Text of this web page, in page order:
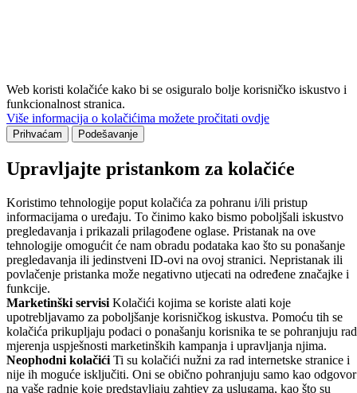
Web koristi kolačiće kako bi se osiguralo bolje korisničko iskustvo i
funkcionalnost stranica.
Više informacija o kolačićima možete pročitati ovdje
Prihvaćam Podešavanje
Upravljajte pristankom za kolačiće
Koristimo tehnologije poput kolačića za pohranu i/ili pristup
informacijama o uređaju. To činimo kako bismo poboljšali iskustvo
pregledavanja i prikazali prilagođene oglase. Pristanak na ove
tehnologije omogućit će nam obradu podataka kao što su ponašanje
pregledavanja ili jedinstveni ID-ovi na ovoj stranici. Nepristanak ili
povlačenje pristanka može negativno utjecati na određene značajke i
funkcije.
Marketinški servisi Kolačići kojima se koriste alati koje
upotrebljavamo za poboljšanje korisničkog iskustva. Pomoću tih se
kolačića prikupljaju podaci o ponašanju korisnika te se pohranjuju
mjerenja uspješnosti marketinških kampanja i upravljanja njima.
Neophodni kolačići Ti su kolačići nužni za rad internetske stranice i
nije ih moguće isključiti. Oni se obično pohranjuju samo kao odgovor
na vaše radnje koje predstavljaju zahtjev za uslugama, kao što su